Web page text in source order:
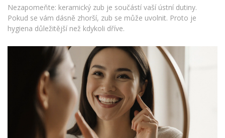
Nezapomeňte: keramický zub je součástí vaší ústní dutiny.
Pokud se vám dásně zhorší, zub se může uvolnit. Proto je
hygiena důležitější než kdykoli dříve.